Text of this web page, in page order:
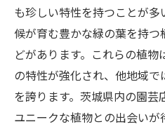
茨城県の気候で観
気候に合わせた観
地元の気候を活用
観葉植物が彩る茨
も珍しい特性を持つことが
候が育む豊かな緑の葉を持
どがあります。これらの植
の特性が強化され、他地域
を誇ります。茨城県内の園
ユニークな植物との出会い